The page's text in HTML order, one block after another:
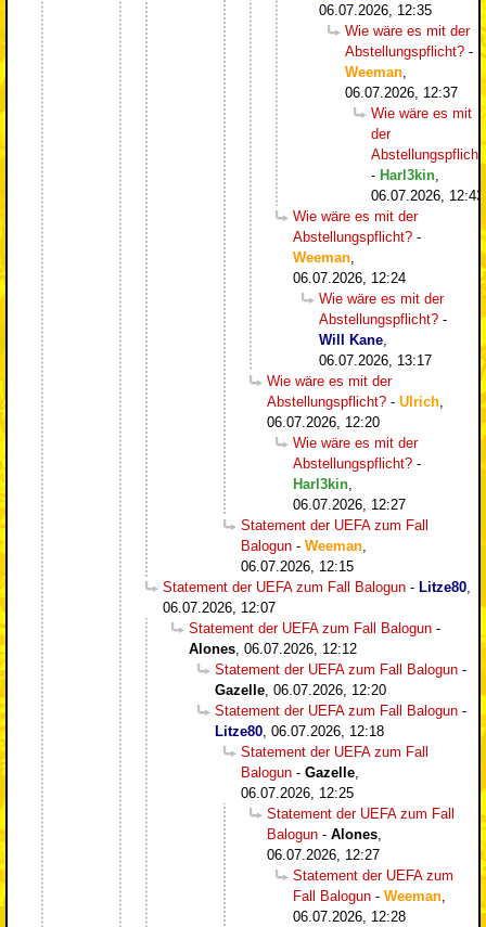
06.07.2026, 12:35
Wie wäre es mit der
Abstellungspflicht? -
Weeman
06.07.2026, 12:37
Wie wäre es mit
der
- Harl3kin
06.07.2026, 12:43
Wie wäre es mit der
Abstellungspflicht? -
Weeman
06.07.2026, 12:24
Wie wäre es mit der
Abstellungspflicht? -
Will Kane
06.07.2026, 13:17
Wie wäre es mit der
Abstellungspflicht? - Ulrich
06.07.2026, 12:20
Wie wäre es mit der
Abstellungspflicht? -
Harl3kin
06.07.2026, 12:27
Statement der UEFA zum Fall
Balogun - Weeman
06.07.2026, 12:15
Statement der UEFA zum Fall Balogun - Litze80
06.07.2026, 12:07
Statement der UEFA zum Fall Balogun -
Alones 06.07.2026, 12:12
Statement der UEFA zum Fall Balogun -
Gazelle 06.07.2026, 12:20
Statement der UEFA zum Fall Balogun -
Litze80 06.07.2026, 12:18
Statement der UEFA zum Fall
Balogun - Gazelle
06.07.2026, 12:25
Statement der UEFA zum Fall
Balogun - Alones
06.07.2026, 12:27
Statement der UEFA zum
Fall Balogun - Weeman
06.07.2026, 12:28